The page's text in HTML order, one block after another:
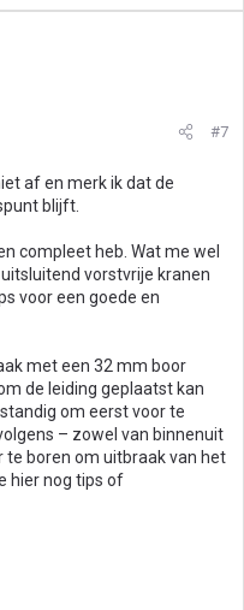
#7
af en merk ik dat de
blijft.
compleet heb. Wat me wel
vorstvrije kranen
voor een goede en
met een 32 mm boor
de leiding geplaatst kan
om eerst voor te
– zowel van binnenuit
boren om uitbraak van het
hier nog tips of